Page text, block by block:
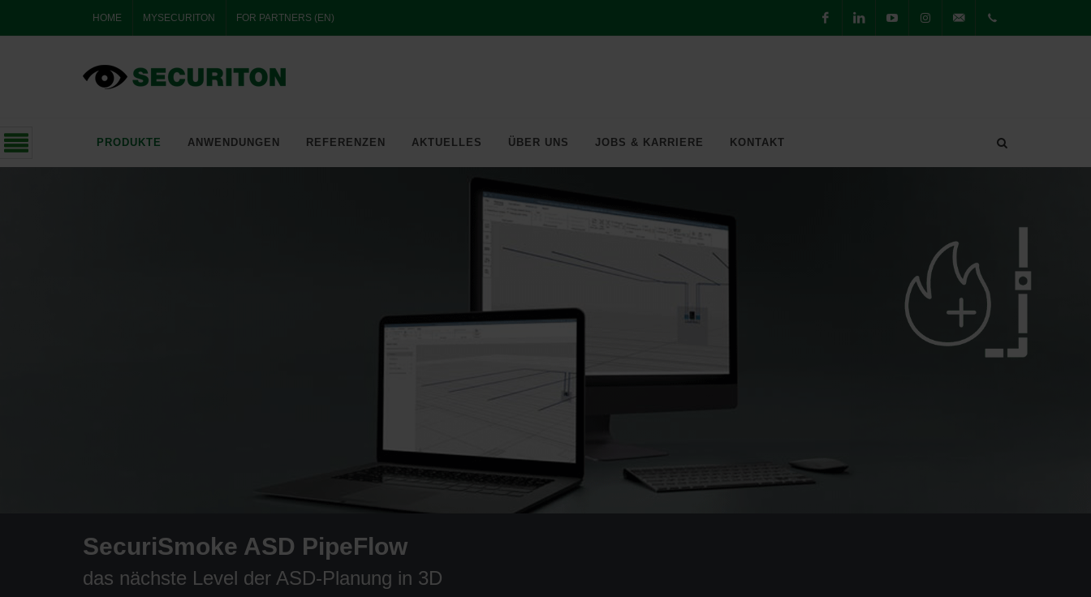
HOME MYSECURITON FOR PARTNERS (EN)
SOLUTIONS
PRODUKTE ANWENDUNGEN REFERENZEN AKTUELLES ÜBER UNS JOBS & KARRIERE KONTAKT
SecuriSmoke ASD PipeFlow
das nächste Level der ASD-Planung in 3D